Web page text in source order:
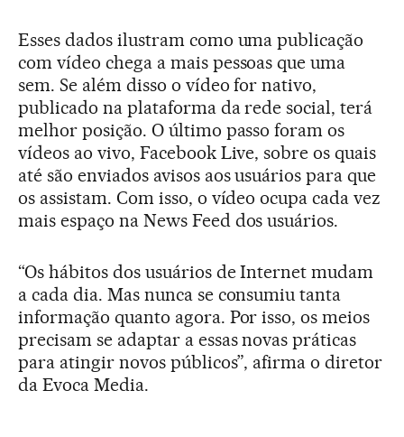
Esses dados ilustram como uma publicação
com vídeo chega a mais pessoas que uma
sem. Se além disso o vídeo for nativo,
publicado na plataforma da rede social, terá
melhor posição. O último passo foram os
vídeos ao vivo, Facebook Live, sobre os quais
até são enviados avisos aos usuários para que
os assistam. Com isso, o vídeo ocupa cada vez
mais espaço na News Feed dos usuários.
“Os hábitos dos usuários de Internet mudam
a cada dia. Mas nunca se consumiu tanta
informação quanto agora. Por isso, os meios
precisam se adaptar a essas novas práticas
para atingir novos públicos”, afirma o diretor
da Evoca Media.